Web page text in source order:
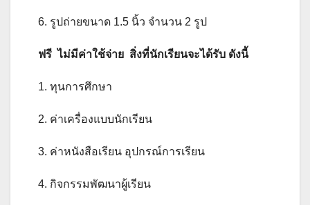
6. รูปถ่ายขนาด 1.5 นิ้ว จำนวน 2 รูป
ฟรี ไม่มีค่าใช้จ่าย สิ่งที่นักเรียนจะได้รับ ดังนี้
1. ทุนการศึกษา
2. ค่าเครื่องแบบนักเรียน
3. ค่าหนังสือเรียน อุปกรณ์การเรียน
4. กิจกรรมพัฒนาผู้เรียน